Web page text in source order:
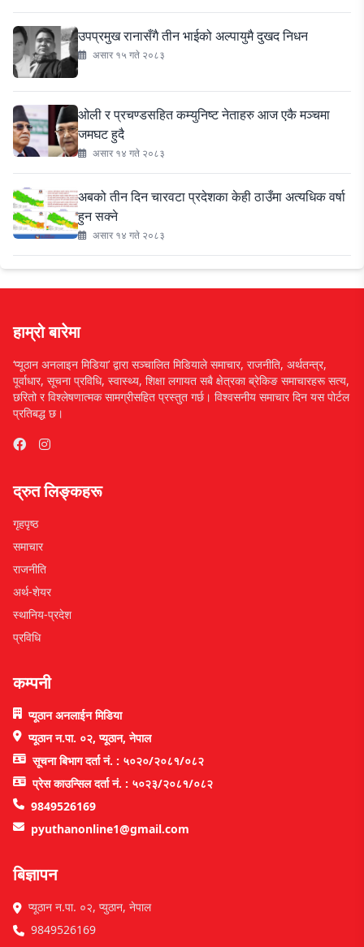
उपप्रमुख रानासँगै तीन भाईको अल्पायुमै दुखद निधन
असार १५ गते २०८३
ओली र प्रचण्डसहित कम्युनिष्ट नेताहरु आज एकै मञ्चमा
जमघट हुदै
असार १४ गते २०८३
अबको तीन दिन चारवटा प्रदेशका केही ठाउँमा अत्यधिक वर्षा
हुन सक्ने
असार १४ गते २०८३
हाम्रो बारेमा
‘प्यूठान अनलाइन मिडिया’ द्वारा सञ्चालित मिडियाले समाचार, राजनीति, अर्थतन्त्र,
पूर्वाधार, सूचना प्रविधि, स्वास्थ्य, शिक्षा लगायत सबै क्षेत्रका ब्रेकिङ समाचारहरू सत्य,
छरितो र विश्लेषणात्मक सामग्रीसहित प्रस्तुत गर्छ। विश्वसनीय समाचार दिन यस पोर्टल
प्रतिबद्ध छ।
द्रुत लिङ्कहरू
गृहपृष्ठ
समाचार
राजनीति
अर्थ-शेयर
स्थानिय-प्रदेश
प्रविधि
कम्पनी
प्यूठान अनलाईन मिडिया
प्यूठान न.पा. ०२, प्यूठान, नेपाल
सूचना बिभाग दर्ता नं. : ५०२०/२०८१/०८२
प्रेस काउन्सिल दर्ता नं. : ५०२३/२०८१/०८२
9849526169
pyuthanonline1@gmail.com
बिज्ञापन
प्यूठान न.पा. ०२, प्युठान, नेपाल
9849526169